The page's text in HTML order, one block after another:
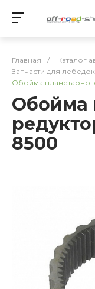
Главная / Каталог
Запчасти для лебедок
Обойма
Обойма
8500